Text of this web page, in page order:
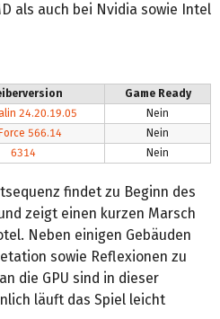
als auch bei Nvidia sowie Intel
Game Ready
24.20.19.05
Nein
566.14
Nein
6314 Nein
findet zu Beginn des
zeigt einen kurzen Marsch
Neben einigen Gebäuden
sowie Reflexionen zu
die GPU sind in dieser
läuft das Spiel leicht